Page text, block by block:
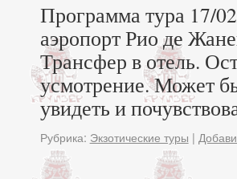
Программа тура 17/
аэропорт Рио де
Трансфер в отель.
усмотрение. Может
увидеть и
Рубрика: Экзотические туры |